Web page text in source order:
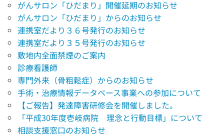
がんサロン「ひだまり」開催延期のお知らせ
がんサロン「ひだまり」からのお知らせ
連携室だより３６号発行のお知らせ
連携室だより３５号発行のお知らせ
敷地内全面禁煙のご案内
診療看護師
専門外来（骨粗鬆症）からのお知らせ
手術・治療情報データベース事業への参加について
【ご報告】発達障害研修会を開催しました。
「平成30年度壱岐病院 理念と行動目標」について
相談支援窓口のお知らせ